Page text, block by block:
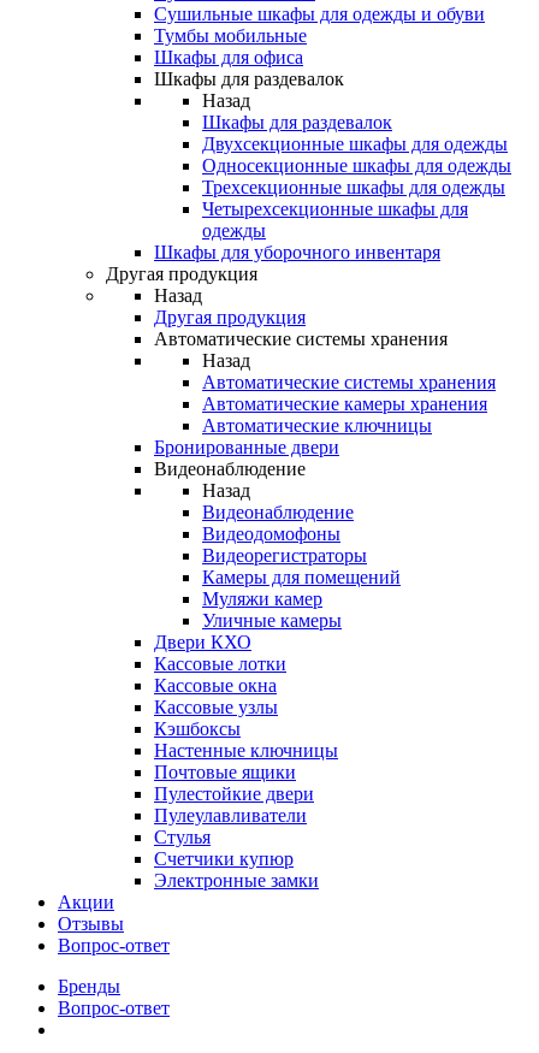
Сушильные шкафы для одежды и обуви
Тумбы мобильные
Шкафы для офиса
Шкафы для раздевалок
Назад
Шкафы для раздевалок
Двухсекционные шкафы для одежды
Односекционные шкафы для одежды
Трехсекционные шкафы для одежды
Четырехсекционные шкафы для
одежды
Шкафы для уборочного инвентаря
Другая продукция
Назад
Другая продукция
Автоматические системы хранения
Назад
Автоматические системы хранения
Автоматические камеры хранения
Автоматические ключницы
Бронированные двери
Видеонаблюдение
Назад
Видеонаблюдение
Видеодомофоны
Видеорегистраторы
Камеры для помещений
Муляжи камер
Уличные камеры
Двери КХО
Кассовые лотки
Кассовые окна
Кассовые узлы
Кэшбоксы
Настенные ключницы
Почтовые ящики
Пулестойкие двери
Пулеулавливатели
Стулья
Счетчики купюр
Электронные замки
Акции
Отзывы
Вопрос-ответ
Бренды
Вопрос-ответ